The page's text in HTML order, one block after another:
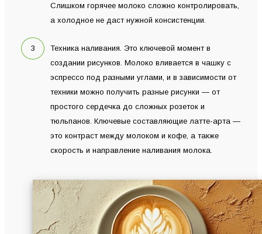
Слишком горячее молоко сложно контролировать,
а холодное не даст нужной консистенции.
Техника наливания. Это ключевой момент в
создании рисунков. Молоко вливается в чашку с
эспрессо под разными углами, и в зависимости от
техники можно получить разные рисунки — от
простого сердечка до сложных розеток и
тюльпанов. Ключевые составляющие латте-арта —
это контраст между молоком и кофе, а также
скорость и направление наливания молока.